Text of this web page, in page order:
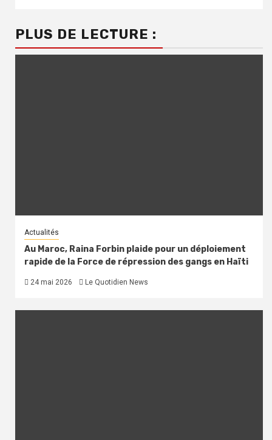
PLUS DE LECTURE :
Actualités
Au Maroc, Raina Forbin plaide pour un déploiement
rapide de la Force de répression des gangs en Haïti
24 mai 2026 Le Quotidien News